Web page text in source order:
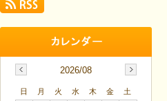
2026/08
日 月 火 水 木 金
土